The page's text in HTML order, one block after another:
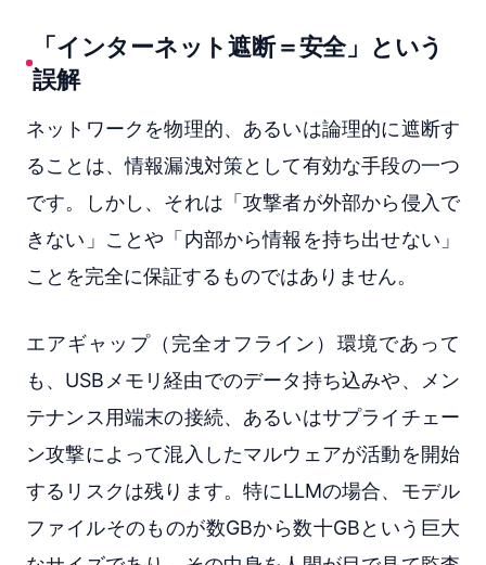
「インターネット遮断＝安全」という
誤解
ネットワークを物理的、あるいは論理的に遮断す
ることは、情報漏洩対策として有効な手段の一つ
です。しかし、それは「攻撃者が外部から侵入で
きない」ことや「内部から情報を持ち出せない」
ことを完全に保証するものではありません。
エアギャップ（完全オフライン）環境であって
も、USBメモリ経由でのデータ持ち込みや、メン
テナンス用端末の接続、あるいはサプライチェー
ン攻撃によって混入したマルウェアが活動を開始
するリスクは残ります。特にLLMの場合、モデル
ファイルそのものが数GBから数十GBという巨大